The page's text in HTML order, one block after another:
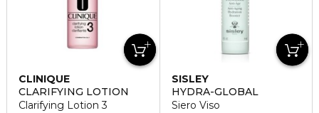
CLINIQUE
CLARIFYING LOTION
Clarifying Lotion 3
SISLEY
HYDRA-GLOBAL
Siero Viso